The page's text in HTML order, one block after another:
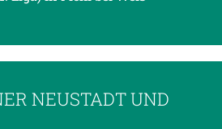
NEUSTADT UND